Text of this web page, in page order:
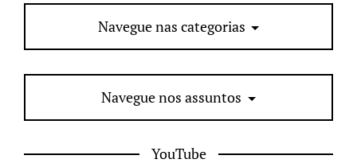
Navegue nas categorias
Navegue nos assuntos
YouTube